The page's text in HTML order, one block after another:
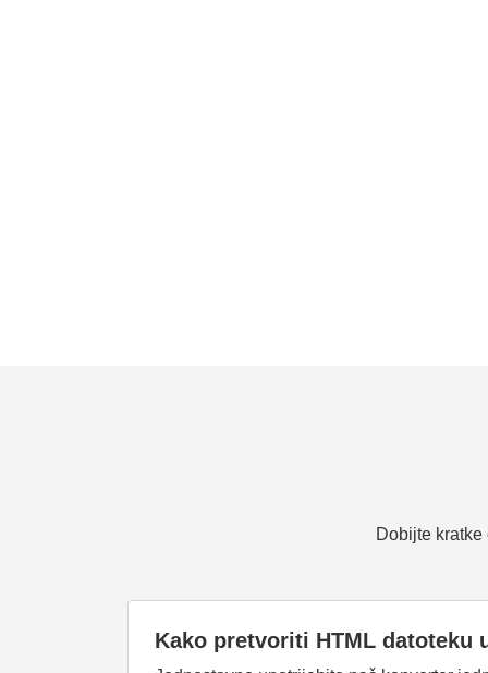
Dobijte
Kako pretvoriti HTML datoteku